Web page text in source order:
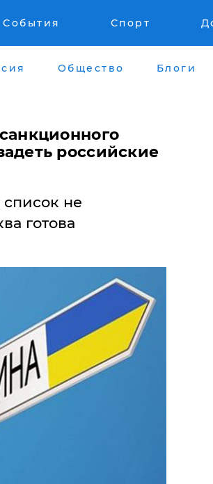
События Спорт
Общество Блоги
российские
не
готова